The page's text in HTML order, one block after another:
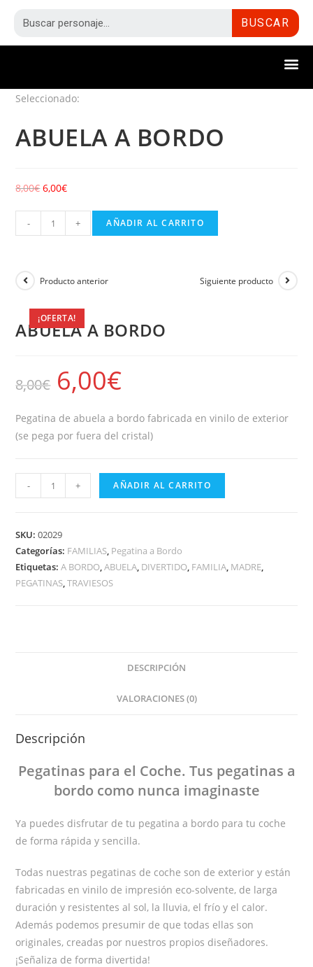
BUSCAR
Seleccionado:
ABUELA A BORDO
8,00€ 6,00€
- + AÑADIR AL CARRITO
¡OFERTA!
Producto anterior Siguiente producto
ABUELA A BORDO
8,00€ 6,00€
Pegatina de abuela a bordo fabricada en vinilo de exterior
(se pega por fuera del cristal)
- + AÑADIR AL CARRITO
SKU:02029
Categorías: FAMILIAS, Pegatina a Bordo
Etiquetas:A BORDO,ABUELA, DIVERTIDO, FAMILIA, MADRE,
PEGATINAS,TRAVIESOS
DESCRIPCIÓN
VALORACIONES (0)
Descripción
Pegatinas para el Coche. Tus pegatinas a
bordocomo nunca imaginaste
Ya puedes disfrutar de tu pegatina a bordo para tu coche
de forma rápida y sencilla.
Todas nuestras pegatinas de coche son de exterior y están
fabricadas en vinilo de impresión eco-solvente, de larga
duración y resistentes al sol, la lluvia, el frío y el calor.
Además podemos presumir de que todas ellas son
originales, creadas por nuestros propios diseñadores.
¡Señaliza de forma divertida!